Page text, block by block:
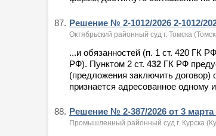
87. Решение № 2-1012/2026 2-1012/
Октябрьский районный суд г. Томска
...и обязанностей (п. 1 ст. 420 ГК
РФ). Пунктом 2 ст. 432 ГК РФ
(предложения заключить договор)
признается адресованное одному
88. Решение № 2-387/2026 от 3
Промышленный районный суд г. Курска